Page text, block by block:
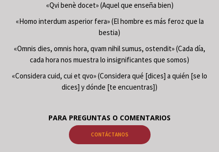
«Qvi benè docet» (Aquel que enseña bien)
«Homo interdum asperior fera» (El hombre es más feroz que la
bestia)
«Omnis dies, omnis hora, qvam nihil sumus, ostendit» (Cada día,
cada hora nos muestra lo insignificantes que somos)
«Considera cuid, cui et qvo» (Considera qué [dices] a quién [se lo
dices] y dónde [te encuentras])
PARA PREGUNTAS O COMENTARIOS
CONTÁCTANOS